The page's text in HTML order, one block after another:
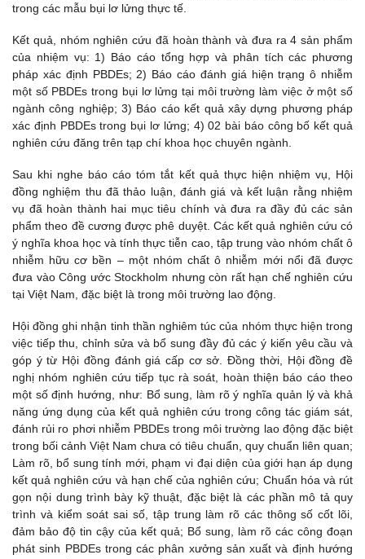
trong các mẫu bụi lơ lửng thực tế.
Kết quả, nhóm nghiên cứu đã hoàn thành và đưa ra 4 sản phẩm
của nhiệm vụ: 1) Báo cáo tổng hợp và phân tích các phương
pháp xác định PBDEs; 2) Báo cáo đánh giá hiện trạng ô nhiễm
một số PBDEs trong bụi lơ lửng tại môi trường làm việc ở một số
ngành công nghiệp; 3) Báo cáo kết quả xây dựng phương pháp
xác định PBDEs trong bụi lơ lửng; 4) 02 bài báo công bố kết quả
nghiên cứu đăng trên tạp chí khoa học chuyên ngành.
Sau khi nghe báo cáo tóm tắt kết quả thực hiện nhiệm vụ, Hội
đồng nghiệm thu đã thảo luận, đánh giá và kết luận rằng nhiệm
vụ đã hoàn thành hai mục tiêu chính và đưa ra đầy đủ các sản
phẩm theo đề cương được phê duyệt. Các kết quả nghiên cứu có
ý nghĩa khoa học và tính thực tiễn cao, tập trung vào nhóm chất ô
nhiễm hữu cơ bền – một nhóm chất ô nhiễm mới nổi đã được
đưa vào Công ước Stockholm nhưng còn rất hạn chế nghiên cứu
tại Việt Nam, đặc biệt là trong môi trường lao động.
Hội đồng ghi nhận tinh thần nghiêm túc của nhóm thực hiện trong
việc tiếp thu, chỉnh sửa và bổ sung đầy đủ các ý kiến yêu cầu và
góp ý từ Hội đồng đánh giá cấp cơ sở. Đồng thời, Hội đồng đề
nghị nhóm nghiên cứu tiếp tục rà soát, hoàn thiện báo cáo theo
một số định hướng, như: Bổ sung, làm rõ ý nghĩa quản lý và khả
năng ứng dụng của kết quả nghiên cứu trong công tác giám sát,
đánh rủi ro phơi nhiễm PBDEs trong môi trường lao động đặc biệt
trong bối cảnh Việt Nam chưa có tiêu chuẩn, quy chuẩn liên quan;
Làm rõ, bổ sung tính mới, phạm vi đại diện của giới hạn áp dụng
kết quả nghiên cứu và hạn chế của nghiên cứu; Chuẩn hóa và rút
gọn nội dung trình bày kỹ thuật, đặc biệt là các phần mô tả quy
trình và kiểm soát sai số, tập trung làm rõ các thông số cốt lõi,
đảm bảo độ tin cậy của kết quả; Bổ sung, làm rõ các công đoạn
phát sinh PBDEs trong các phân xưởng sản xuất và định hướng